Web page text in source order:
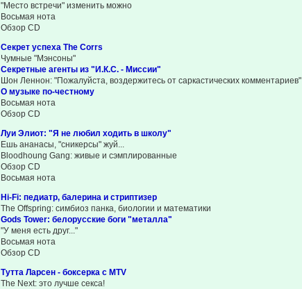
"Место встречи" изменить можно
Восьмая нота
Обзор CD
Секрет успеха The Corrs
Чумные "Мэнсоны"
Секретные агенты из "И.К.С. - Миссии"
Шон Леннон: "Пожалуйста, воздержитесь от саркастических комментариев"
О музыке по-честному
Восьмая нота
Обзор CD
Луи Элиот: "Я не любил ходить в школу"
Ешь ананасы, "сникерсы" жуй...
Bloodhoung Gang: живые и сэмплированные
Обзор CD
Восьмая нота
Hi-Fi: педиатр, балерина и стриптизер
The Offspring: симбиоз панка, биологии и математики
Gods Tower: белорусские боги "металла"
"У меня есть друг..."
Восьмая нота
Обзор CD
Тутта Ларсен - боксерка с MTV
The Next: это лучше секса!